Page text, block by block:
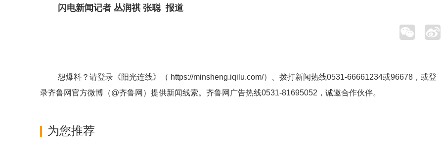
闪电新闻记者 丛润祺 张聪 报道
想爆料？请登录《阳光连线》（ https://minsheng.iqilu.com/）、拨打新闻热线0531-66661234或96678，或登
录齐鲁网官方微博（@齐鲁网 ）提供新闻线索。齐鲁网广告热线0531-81695052 ，诚邀合作伙伴。
为您推荐